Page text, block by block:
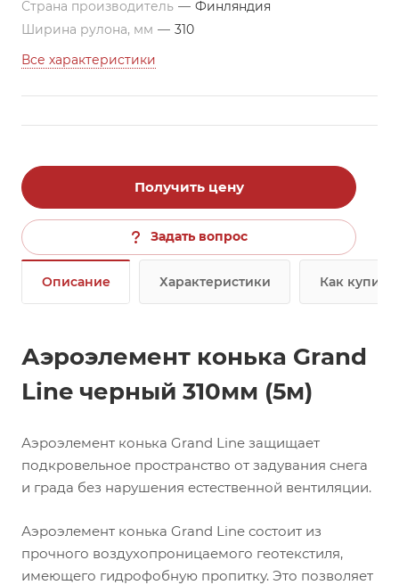
Страна производитель — Финляндия
Ширина рулона, мм — 310
Все характеристики
Получить цену
Задать вопрос
Описание Характеристики Как купить
Аэроэлемент конька Grand
Line черный 310мм (5м)
Аэроэлемент конька Grand Line защищает
подкровельное пространство от задувания снега
и града без нарушения естественной вентиляции.
Аэроэлемент конька Grand Line состоит из
прочного воздухопроницаемого геотекстиля,
имеющего гидрофобную пропитку. Это позволяет